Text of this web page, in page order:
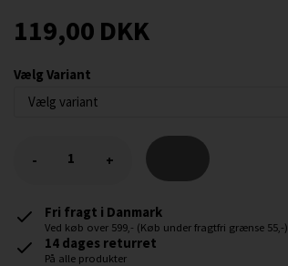
119,00 DKK
Vælg Variant
- +
Fri fragt i Danmark
Ved køb over 599,- (Køb under fragtfri grænse 55,-)
14 dages returret
På alle produkter